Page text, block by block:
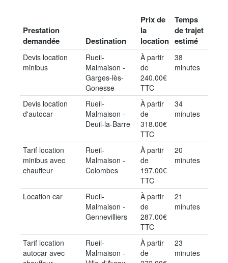
Prestation
demandée
Destination
Prix de
la
location
Temps
de trajet
estimé
Devis location
minibus
Rueil-
Malmaison -
Garges-lès-
Gonesse
À partir
de
240.00€
TTC
38
minutes
Devis location
d'autocar
Rueil-
Malmaison -
Deuil-la-Barre
À partir
de
318.00€
TTC
34
minutes
Tarif location
minibus avec
chauffeur
Rueil-
Malmaison -
Colombes
À partir
de
197.00€
TTC
20
minutes
Location car
Rueil-
Malmaison -
Gennevilliers
À partir
de
287.00€
TTC
21
minutes
Tarif location
autocar avec
Rueil-
Malmaison -
À partir
de
23
minutes